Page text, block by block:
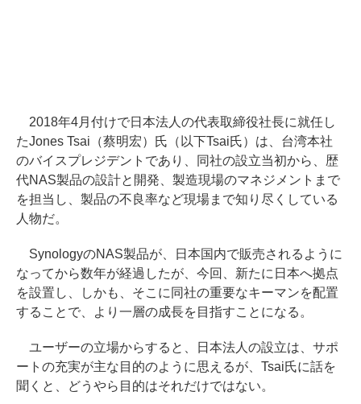
2018年4月付けで日本法人の代表取締役社長に就任し
たJones Tsai（蔡明宏）氏（以下Tsai氏）は、台湾本社
のバイスプレジデントであり、同社の設立当初から、歴
代NAS製品の設計と開発、製造現場のマネジメントまで
を担当し、製品の不良率など現場まで知り尽くしている
人物だ。
SynologyのNAS製品が、日本国内で販売されるように
なってから数年が経過したが、今回、新たに日本へ拠点
を設置し、しかも、そこに同社の重要なキーマンを配置
することで、より一層の成長を目指すことになる。
ユーザーの立場からすると、日本法人の設立は、サポ
ートの充実が主な目的のように思えるが、Tsai氏に話を
聞くと、どうやら目的はそれだけではない。